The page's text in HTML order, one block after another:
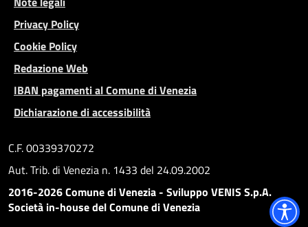
Privacy Policy
Cookie Policy
Redazione Web
IBAN pagamenti al Comune di Venezia
Dichiarazione di accessibilità
C.F. 00339370272
Aut. Trib. di Venezia n. 1433 del 24.09.2002
2016-2026 Comune di Venezia - Sviluppo VENIS S.p.A.
Società in-house del Comune di Venezia